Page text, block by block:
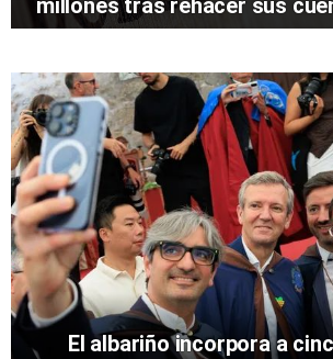
millones tras rehacer sus
El albariño incorpora a